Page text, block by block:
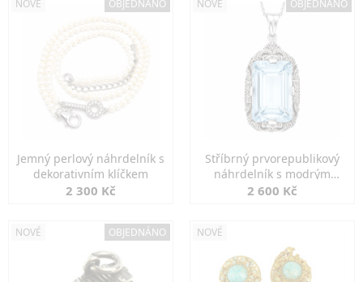
NOVÉ OBJEDNÁNO
Jemný perlový náhrdelník s
dekorativním klíčkem
2 300 Kč
NOVÉ OBJEDNÁNO
Stříbrný prvorepublikový
náhrdelník s modrým
spinelem
2 600 Kč
NOVÉ OBJEDNÁNO NOVÉ